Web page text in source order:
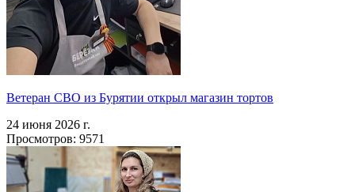
Ветеран СВО из Бурятии открыл магазин тортов
24 июня 2026 г.
Просмотров: 9571